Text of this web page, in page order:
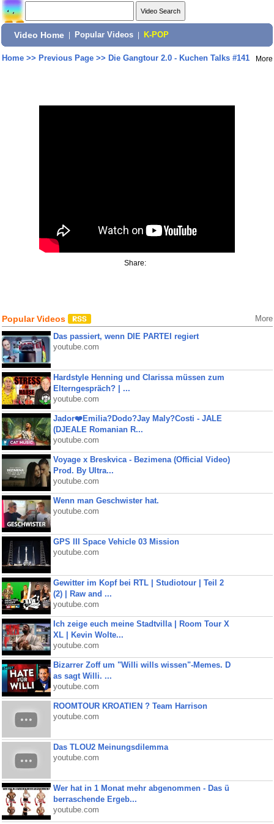
Video Home Popular Videos K-POP
Home>> Previous Page>> Die Gangtour 2.0 - Kuchen Talks #141 More
Share:
Popular Videos More
Das passiert, wenn DIE PARTEI regiert
youtube.com
Hardstyle Henning und Clarissa müssen zum
Elterngespräch? | ...
youtube.com
Jador❤️Emilia?Dodo?Jay Maly?Costi - JALE
(DJEALE Romanian R...
youtube.com
Voyage x Breskvica - Bezimena (Official Video)
Prod. By Ultra...
youtube.com
Wenn man Geschwister hat.
youtube.com
GPS III Space Vehicle 03 Mission
youtube.com
Gewitter im Kopf bei RTL | Studiotour | Teil 2
(2) | Raw and ...
youtube.com
Ich zeige euch meine Stadtvilla | Room Tour X
XL | Kevin Wolte...
youtube.com
Bizarrer Zoff um "Willi wills wissen"-Memes. D
as sagt Willi. ...
youtube.com
ROOMTOUR KROATIEN ? Team Harrison
youtube.com
Das TLOU2 Meinungsdilemma
youtube.com
Wer hat in 1 Monat mehr abgenommen - Das ü
berraschende Ergeb...
youtube.com